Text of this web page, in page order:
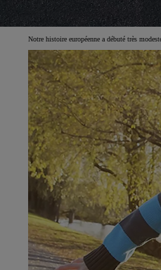
Notre histoire européenne a débuté très